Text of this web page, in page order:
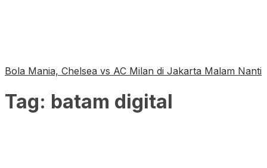
Bola Mania, Chelsea vs AC Milan di Jakarta Malam Nanti
Tag: batam digital